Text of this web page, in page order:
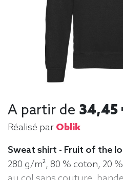
A partir de 34,45
Réalisé par Oblik
Sweat shirt - Fruit of the
280 g/m², 80 % coton, 20